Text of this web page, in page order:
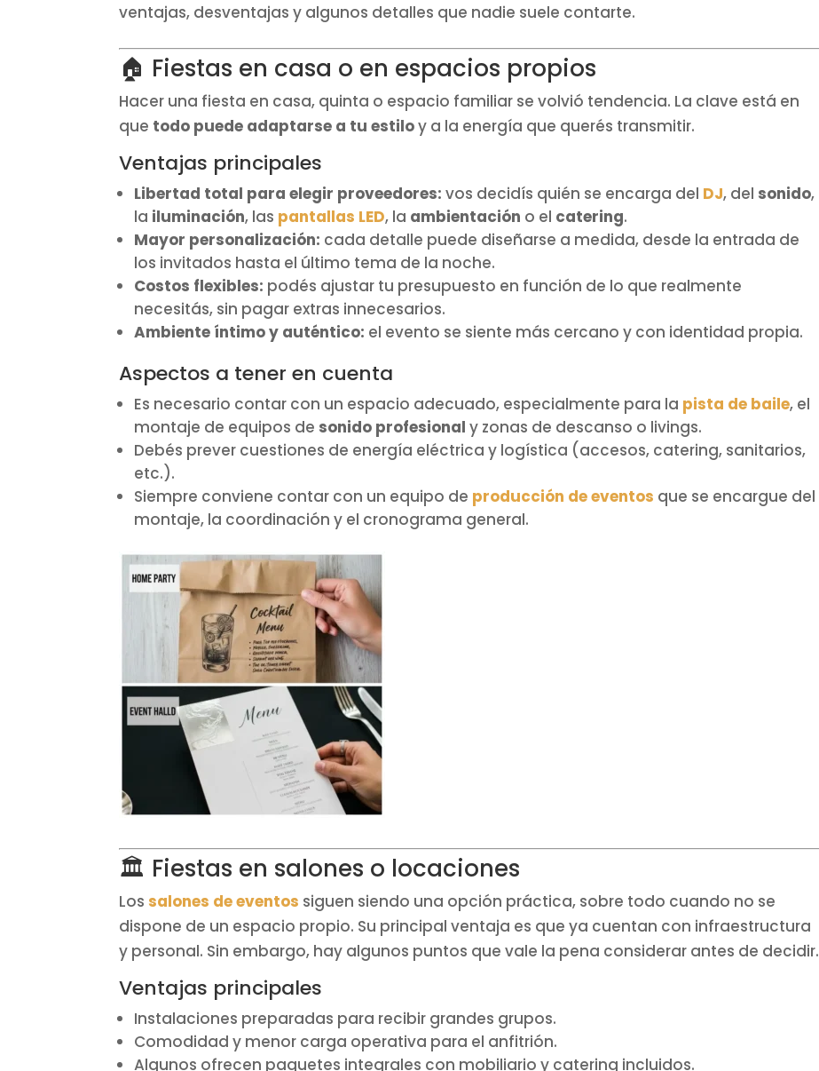
ventajas, desventajas y algunos detalles que nadie suele contarte.
🏠 Fiestas en casa o en espacios propios
Hacer una fiesta en casa, quinta o espacio familiar se volvió tendencia. La clave está en
que todo puede adaptarse a tu estiloy a la energía que querés transmitir.
Ventajas principales
Libertad total para elegir proveedores: vos decidís quién se encarga del DJ, del sonido,
la iluminación, las pantallas LED, la ambientación o el catering.
Mayor personalización: cada detalle puede diseñarse a medida, desde la entrada de
los invitados hasta el último tema de la noche.
Costos flexibles: podés ajustar tu presupuesto en función de lo que realmente
necesitás, sin pagar extras innecesarios.
Ambiente íntimo y auténtico: el evento se siente más cercano y con identidad propia.
Aspectos a tener en cuenta
Es necesario contar con un espacio adecuado, especialmente para la pista de baile, el
montaje de equipos de sonido profesional y zonas de descanso o livings.
Debés prever cuestiones de energía eléctrica y logística (accesos, catering, sanitarios,
etc.).
Siempre conviene contar con un equipo de producción de eventos que se encargue del
montaje, la coordinación y el cronograma general.
🏛️ Fiestas en salones o locaciones
Lossalones de eventos siguen siendo una opción práctica, sobre todo cuando no se
dispone de un espacio propio. Su principal ventaja es que ya cuentan con infraestructura
y personal. Sin embargo, hay algunos puntos que vale la pena considerar antes de decidir.
Ventajas principales
Instalaciones preparadas para recibir grandes grupos.
Comodidad y menor carga operativa para el anfitrión.
Algunos ofrecen paquetes integrales con mobiliario y catering incluidos.